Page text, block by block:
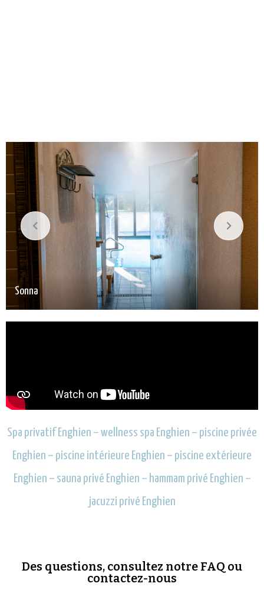
Sonna
Spa privatif Enghien – wellness spa Enghien – piscine privée
Enghien – piscine intérieure Enghien – piscine extérieure
Enghien – sauna privé Enghien – hammam privé Enghien –
jacuzzi privé Enghien
Des questions, consultez notre FAQ ou
contactez-nous